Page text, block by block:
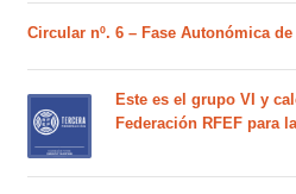
Circular nº. 6 – Fase Autonómica
Este es el grupo VI y
Federación RFEF para